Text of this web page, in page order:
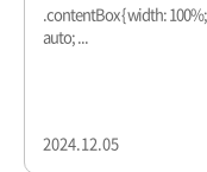
.contentBox { width:
auto; ...
2024.12.05